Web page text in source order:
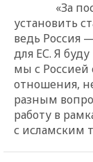
«За
установить
ведь Россия
для ЕС. Я
мы с Россией
отношения,
разным
работу в
с исламским